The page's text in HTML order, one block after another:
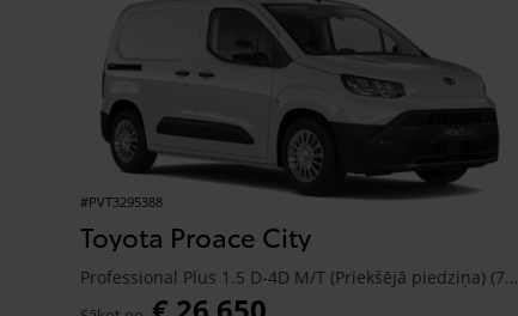
#PVT3295388
Toyota Proace City
Professional Plus 1.5 D-4D M/T (Priekšējā piedziņa) (75 kW)